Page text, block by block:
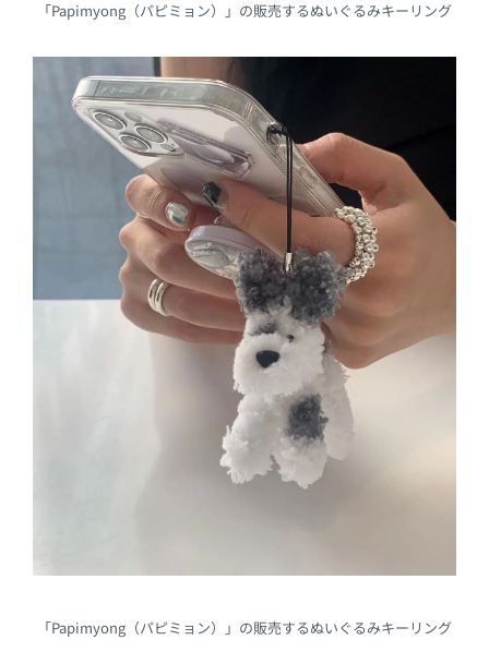
「Papimyong（パピミョン）」の販売するぬいぐるみキーリング
「Papimyong（パピミョン）」の販売するぬいぐるみキーリング